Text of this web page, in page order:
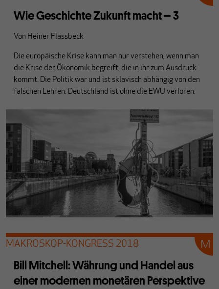
Wie Geschichte Zukunft macht – 3
Von Heiner Flassbeck
Die europäische Krise kann man nur verstehen, wenn man
die Krise der Ökonomik begreift, die in ihr zum Ausdruck
kommt. Die Politik war und ist sklavisch abhängig von den
falschen Lehren. Deutschland ist ohne die EWU verloren.
MAKROSKOP-KONGRESS 2018
Bill Mitchell: Währung und Handel aus
einer modernen monetären Perspektive